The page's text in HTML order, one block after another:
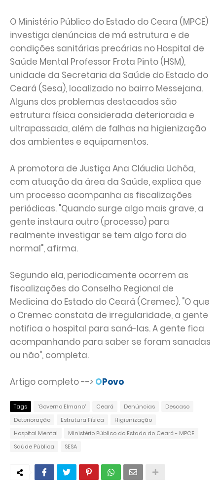
O Ministério Público do Estado do Ceara (MPCE)
investiga denúncias de má estrutura e de
condições sanitárias precárias no Hospital de
Saúde Mental Professor Frota Pinto (HSM),
unidade da Secretaria da Saúde do Estado do
Ceará (Sesa), localizado no bairro Messejana.
Alguns dos problemas destacados são
estrutura física considerada deteriorada e
ultrapassada, além de falhas na higienização
dos ambientes e equipamentos.
A promotora de Justiça Ana Cláudia Uchôa,
com atuação da área da Saúde, explica que
um processo acompanha as fiscalizações
periódicas. "Quando surge algo mais grave, a
gente instaura outro (processo) para
realmente investigar se tem algo fora do
normal", afirma.
Segundo ela, periodicamente ocorrem as
fiscalizações do Conselho Regional de
Medicina do Estado do Ceará (Cremec). "O que
o Cremec constata de irregularidade, a gente
notifica o hospital para saná-las. A gente fica
acompanhando para saber se foram sanadas
ou não", completa.
Artigo completo --> OPovo
Tags 'Governo Elmano' Ceará Denúncias
Descaso
Deterioração
Estrutura Física
Higienização
Hospital Mental
Ministério Público do Estado do Ceará - MPCE
Saúde Pública
SESA